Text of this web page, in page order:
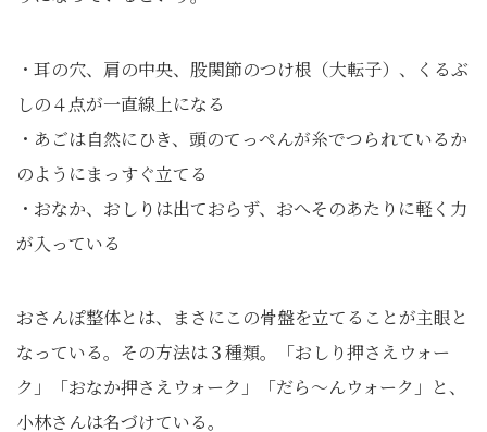
・耳の穴、肩の中央、股関節のつけ根（大転子）、くるぶ
しの４点が一直線上になる
・あごは自然にひき、頭のてっぺんが糸でつられているか
のようにまっすぐ立てる
・おなか、おしりは出ておらず、おへそのあたりに軽く力
が入っている
おさんぽ整体とは、まさにこの骨盤を立てることが主眼と
なっている。その方法は３種類。「おしり押さえウォー
ク」「おなか押さえウォーク」「だら～んウォーク」と、
小林さんは名づけている。